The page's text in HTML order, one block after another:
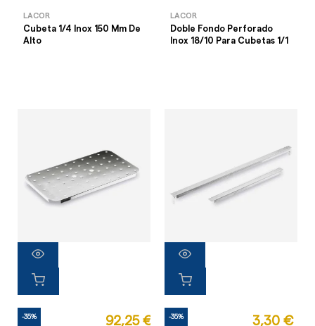
LACOR
Cubeta 1/4 Inox 150 Mm De
Alto
LACOR
Doble Fondo Perforado
Inox 18/10 Para Cubetas 1/1
-35% 92,25 € -35% 3,30 €